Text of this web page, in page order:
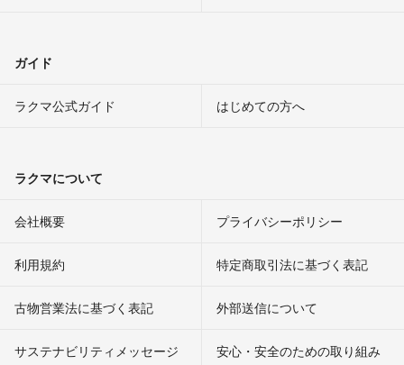
ガイド
ラクマ公式ガイド はじめての方へ
ラクマについて
会社概要 プライバシーポリシー
利用規約 特定商取引法に基づく表記
古物営業法に基づく表記 外部送信について
サステナビリティメッセージ 安心・安全のための取り組み